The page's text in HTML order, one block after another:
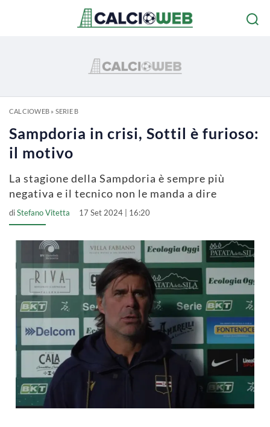
CALCIOWEB» SERIE B
Sampdoria in crisi, Sottil è furioso:
il motivo
La stagione della Sampdoria è sempre più
negativa e il tecnico non le manda a dire
diStefano Vitetta 17 Set 2024 | 16:20